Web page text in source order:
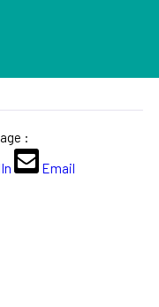
:
Email